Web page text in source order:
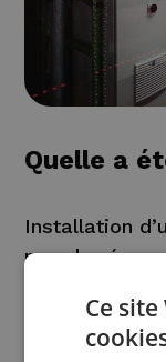
Quelle a
Installation
pour le
Valorisation
une pompe à
Ce